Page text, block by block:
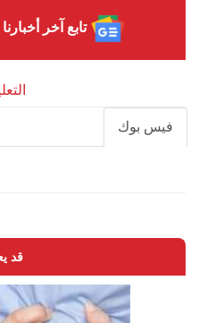
تابع آخر
فيس بوك
قد